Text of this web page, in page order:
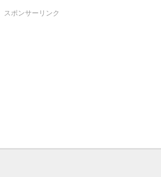
スポンサーリンク